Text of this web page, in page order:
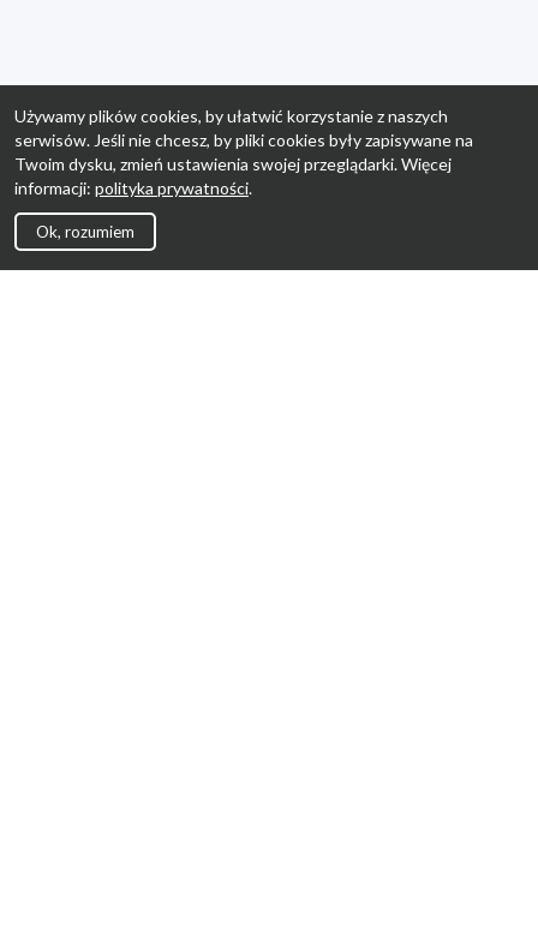
Używamy plików cookies, by ułatwić korzystanie z naszych
serwisów. Jeśli nie chcesz, by pliki cookies były zapisywane na
Twoim dysku, zmień ustawienia swojej przeglądarki. Więcej
informacji: polityka prywatności.
Ok, rozumiem